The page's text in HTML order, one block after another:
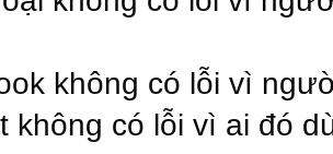
không có lỗi vì
không có lỗi vì ai đó